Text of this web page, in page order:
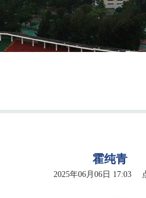
霍纯青
2025年06月06日 17:03